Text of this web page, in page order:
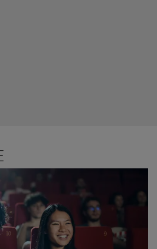
Dinge in einem kurzen Gespräch
jeder zweite Deutsche schon einmal
Darauf deuten etwaeine Forsa-
eine Umfrage des
YouGovaus dem Jahr 2023.